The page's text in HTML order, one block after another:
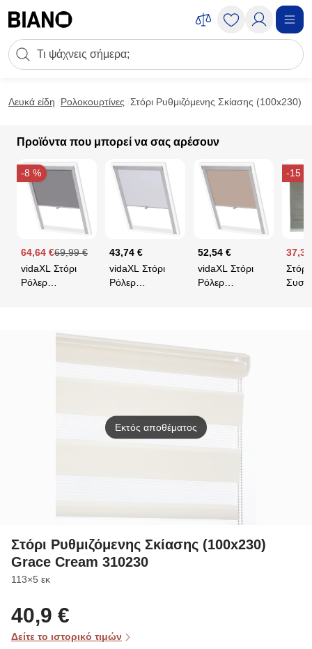
Πεδίο αναζήτησης
Λευκά είδη Ρολοκουρτίνες Στόρι Ρυθμιζόμενης Σκίασης (100x230)
Προϊόντα που μπορεί να σας αρέσουν
-8 %
64,64 €69,99 €
vidaXL Στόρι
Ρόλερ
43,74 €
vidaXL Στόρι
Ρόλερ
και GGU
52,54 €
vidaXL Στόρι
Ρόλερ
-15 %
Στόρι
Εκτός αποθέματος
Στόρι Ρυθμιζόμενης Σκίασης (100x230)
Grace Cream 310230
Διαστάσεις
113×5 εκ
40,9 €
Δείτε το ιστορικό τιμών